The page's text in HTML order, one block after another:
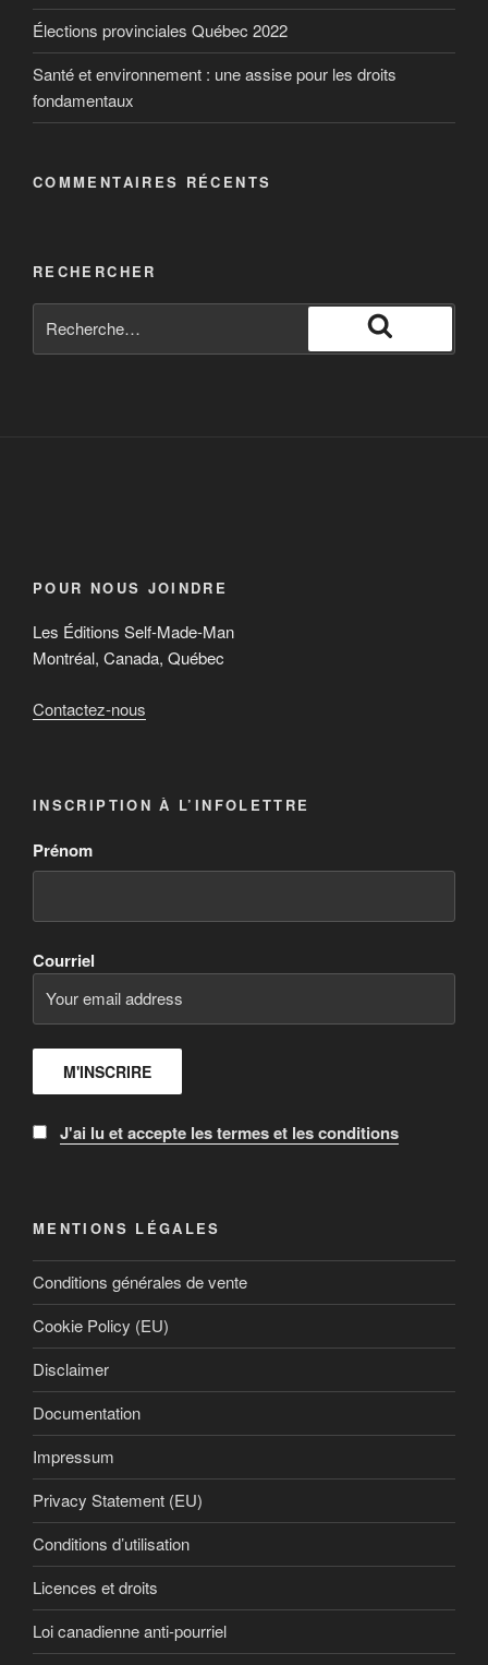
Élections provinciales Québec 2022
Santé et environnement : une assise pour les droits
fondamentaux
COMMENTAIRES RÉCENTS
RECHERCHER
POUR NOUS JOINDRE
Les Éditions Self-Made-Man
Montréal, Canada, Québec
Contactez-nous
INSCRIPTION À L’INFOLETTRE
Prénom
Courriel
J'ai lu et accepte les termes et les conditions
MENTIONS LÉGALES
Conditions générales de vente
Cookie Policy (EU)
Disclaimer
Documentation
Impressum
Privacy Statement (EU)
Conditions d’utilisation
Licences et droits
Loi canadienne anti-pourriel